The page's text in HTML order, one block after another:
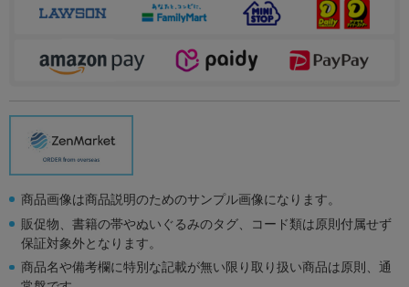
商品画像は商品説明のためのサンプル画像になります。
販促物、書籍の帯やぬいぐるみのタグ、コード類は原則付属せず
保証対象外となります。
商品名や備考欄に特別な記載が無い限り取り扱い商品は原則、通